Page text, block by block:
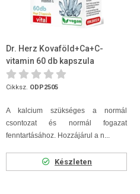
Dr. Herz Kovaföld+Ca+C-
vitamin 60 db kapszula
Cikksz. ODP2505
A kalcium szükséges a normál
csontozat és normál fogazat
fenntartásához. Hozzájárul a n...
Készleten